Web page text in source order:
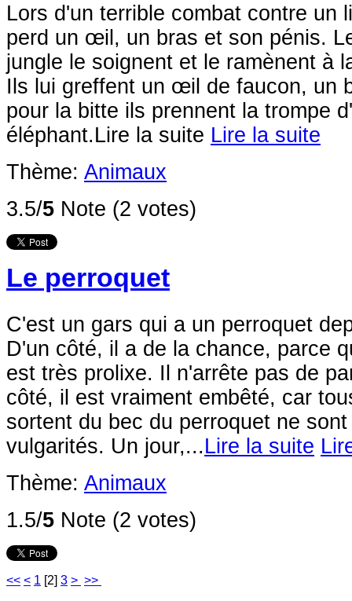
Lors d'un terrible combat contre un
perd un œil, un bras et son pénis.
jungle le soignent et le ramènent à
Ils lui greffent un œil de faucon, un
pour la bitte ils prennent la trompe
éléphant.Lire la suite Lire la suite
Thème: Animaux
3.5/5 Note (2 votes)
Le perroquet
C'est un gars qui a un perroquet
D'un côté, il a de la chance, parce
est très prolixe. Il n'arrête pas de
côté, il est vraiment embêté, car
sortent du bec du perroquet ne
vulgarités. Un jour,...Lire la suite
Thème: Animaux
1.5/5 Note (2 votes)
<< < 1 [2] 3 > >>